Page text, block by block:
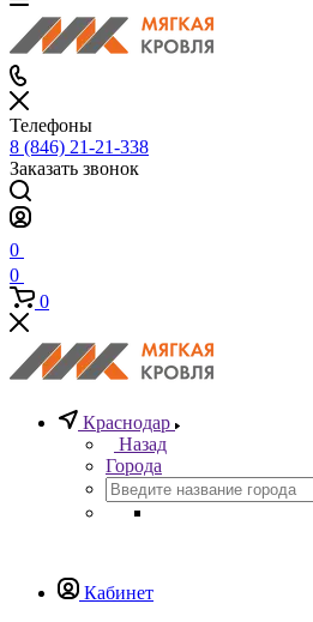
Телефоны
8 (846) 21-21-338
Заказать звонок
0
0
0
Краснодар
Назад
Города
Кабинет